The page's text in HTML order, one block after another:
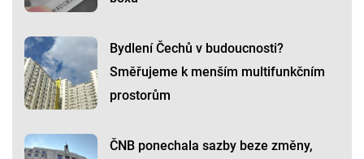
Bydlení Čechů v budoucnosti?
Směřujeme k menším multifunkčním
prostorům
ČNB ponechala sazby beze změny,